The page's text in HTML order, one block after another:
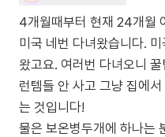
4개월때부터 현재 24개월
미국 네번 다녀왔습니다.
왔고요. 여러번 다녀오니
런템들 안 사고 그냥 집에
는 것입니다!
물은 보온병두개에 하나는